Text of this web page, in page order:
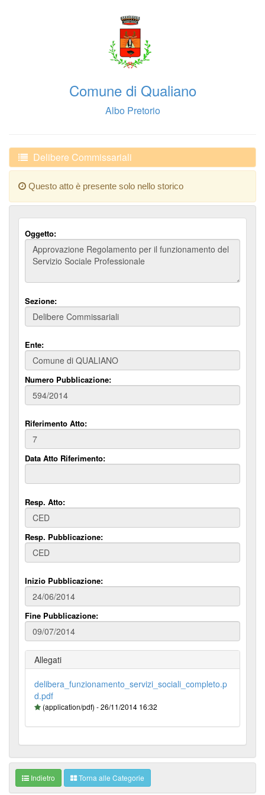
Comune di Qualiano
Albo Pretorio
Delibere Commissariali
Questo atto è presente solo nello storico
Oggetto:
Sezione:
Ente:
Numero Pubblicazione:
Riferimento Atto:
Data Atto Riferimento:
Resp. Atto:
Resp. Pubblicazione:
Inizio Pubblicazione:
Fine Pubblicazione:
Allegati
delibera_funzionamento_servizi_sociali_completo.p
d.pdf
(application/pdf) - 26/11/2014 16:32
Indietro Torna alle Categorie